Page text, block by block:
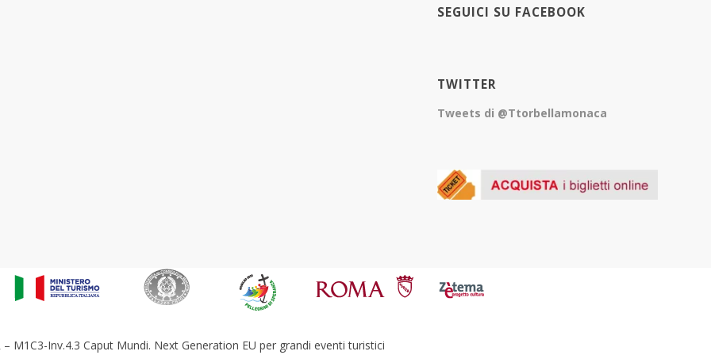
SEGUICI SU FACEBOOK
TWITTER
Tweets di @Ttorbellamonaca
– M1C3-Inv.4.3 Caput Mundi. Next Generation EU per grandi eventi turistici